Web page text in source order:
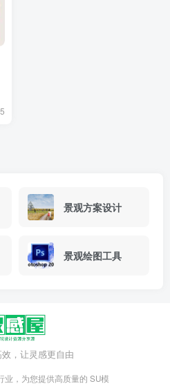
景观方案设计
景观绘图工具
，让灵感更自由
业，为您提供高质量的 SU模